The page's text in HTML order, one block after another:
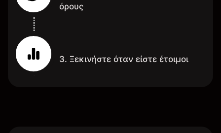
όρους
3. Ξεκινήστε όταν είστε έτοιμοι